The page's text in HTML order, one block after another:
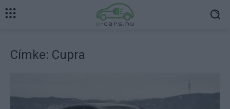
Címke: Cupra